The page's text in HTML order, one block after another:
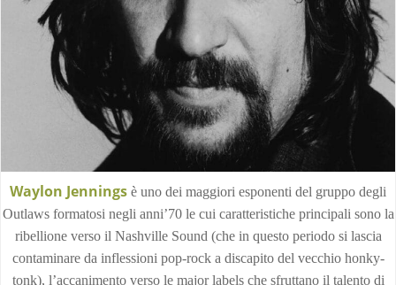
Waylon Jennings è uno dei maggiori esponenti del gruppo degli
Outlaws formatosi negli anni’70 le cui caratteristiche principali sono la
ribellione verso il Nashville Sound (che in questo periodo si lascia
contaminare da inflessioni pop-rock a discapito del vecchio honky-
tonk), l’accanimento verso le major labels che sfruttano il talento di